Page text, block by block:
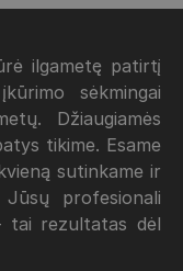
ilgametę patirtį
sėkmingai
Džiaugiamės
tikime. Esame
sutinkame ir
profesionali
tai rezultatas dėl